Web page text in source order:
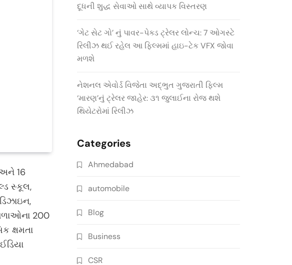
16
સ્કૂલ,
200
ક્ષમતા
દૂધની શુદ્ધ સેવાઓ સાથે વ્યાપક વિસ્તરણ
‘ગેટ સેટ ગો’ નું પાવર-પેક્ડ ટ્રેલર લોન્ચ: 7 ઓગસ્ટે
રિલીઝ થઈ રહેલ આ ફિલ્મમાં હાઇ-ટેક VFX જોવા
મળશે
નેશનલ એવોર્ડ વિજેતા અદ્ભુત ગુજરાતી ફિલ્મ
‘મારણ’નું ટ્રેલર જાહેર: ૩૧ જુલાઈના રોજ થશે
થિયેટરોમાં રિલીઝ
Categories
Ahmedabad
automobile
Blog
Business
CSR